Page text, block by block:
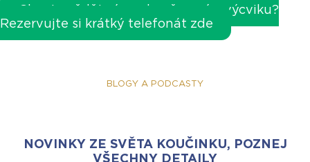
Chcete vědět více o koučovacím výcviku?
Rezervujte si krátký telefonát zde
BLOGY A PODCASTY
NOVINKY ZE SVĚTA KOUČINKU, POZNEJ
VŠECHNY DETAILY